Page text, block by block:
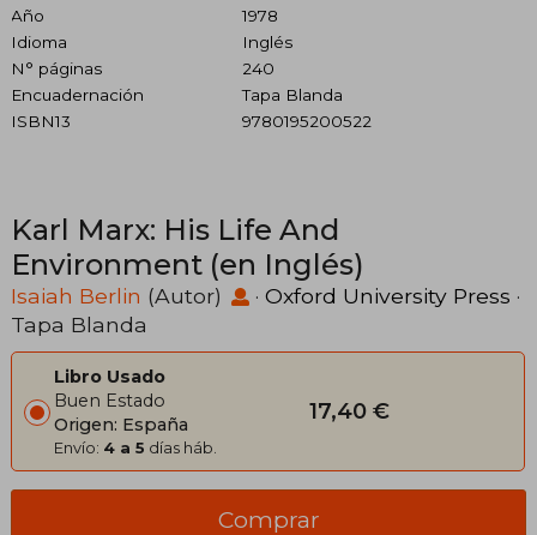
Año
1978
Idioma
Inglés
N° páginas
240
Encuadernación
Tapa Blanda
ISBN13
9780195200522
Karl Marx: His Life And
Environment (en Inglés)
Isaiah Berlin (Autor) · Oxford University Press ·
Tapa Blanda
Libro Usado
Buen Estado
Origen: España
Envío: 4 a 5 días háb.
17,40 €
Comprar